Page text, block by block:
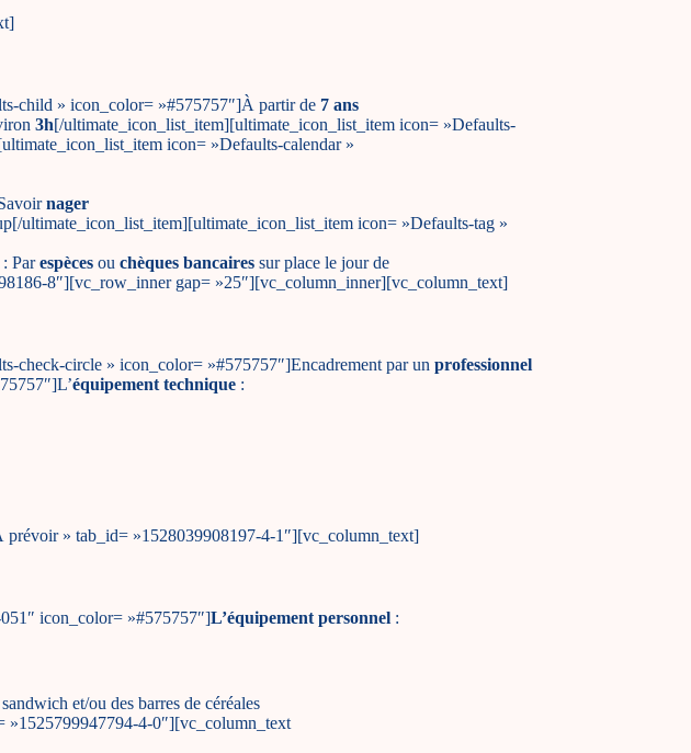
child » icon_color= »#575757″]À partir de 7 ans
3h[/ultimate_icon_list_item][ultimate_icon_list_item icon= »Defaults-
icon= »Defaults-calendar »
nager
ultimate_icon_list_item][ultimate_icon_list_item icon= »Defaults-tag »
Parespèces ou chèques bancaires sur place le jour de
8″][vc_row_inner gap= »25″][vc_column_inner][vc_column_text]
check-circle » icon_color= »#575757″]Encadrement par un professionnel
équipement technique :
» tab_id= »1528039908197-4-1″][vc_column_text]
icon_color= »#575757″]L’équipement personnel :
et/ou des barres de céréales
»1525799947794-4-0″][vc_column_text